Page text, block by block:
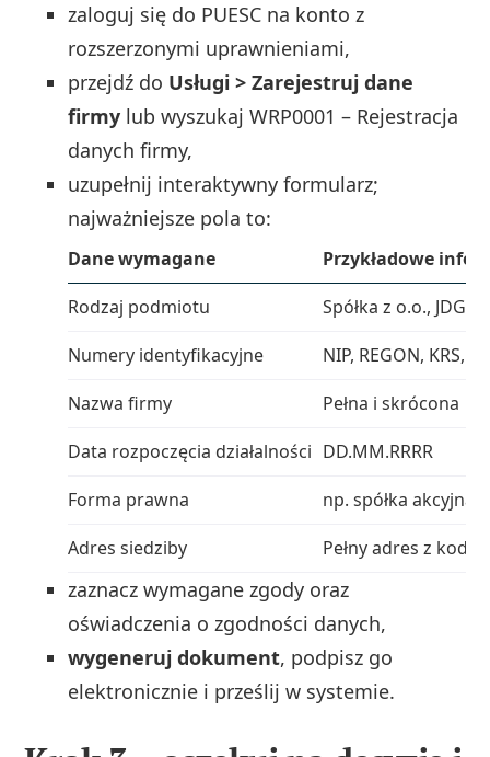
zaloguj się do PUESC na konto z
rozszerzonymi uprawnieniami,
przejdź do Usługi > Zarejestruj dane
firmy lub wyszukaj WRP0001 – Rejestracja
danych firmy,
uzupełnij interaktywny formularz;
najważniejsze pola to:
Dane wymagane
Przykładowe
Rodzaj podmiotu
Spółka z o.o., JDG
Numery identyfikacyjne
NIP, REGON, KRS,
Nazwa firmy
Pełna i skrócona
Data rozpoczęcia działalności DD.MM.RRRR
Forma prawna
np. spółka akcyjna
Adres siedziby
Pełny adres z
zaznacz wymagane zgody oraz
oświadczenia o zgodności danych,
wygeneruj dokument, podpisz go
elektronicznie i prześlij w systemie.